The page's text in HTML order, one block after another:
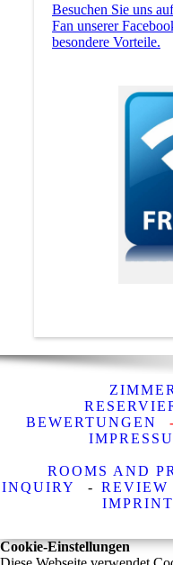
Besuchen Sie uns
Fan unserer
besondere Vorteile.
BEWERTUNGEN
-
ROOMS AND
INQUIRY
- REVIEW
IMPRINT
Cookie-Einstellungen